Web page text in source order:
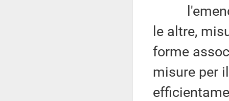
le altre,
forme
misure per